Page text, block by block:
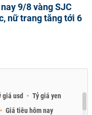
9/8 vàng SJC
nữ trang tăng tới 6
giá usd
Tỷ giá yen
Giá tiêu hôm nay